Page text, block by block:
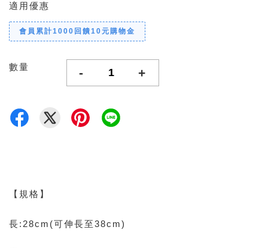
適用優惠
會員累計1000回饋10元購物金
數量 - +
【規格】
長:28cm(可伸長至38cm)